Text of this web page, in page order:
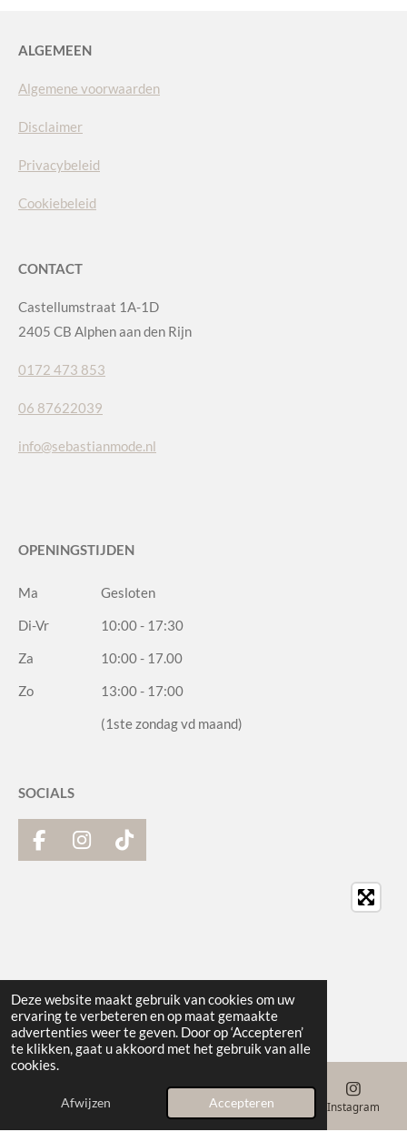
Deze website maakt gebruik van cookies om uw
ervaring te verbeteren en op maat gemaakte
advertenties weer te geven. Door op ‘Accepteren’
te klikken, gaat u akkoord met het gebruik van alle
cookies.
Afwijzen Accepteren
ALGEMEEN
Algemene voorwaarden
Disclaimer
Privacybeleid
Cookiebeleid
CONTACT
Castellumstraat 1A-1D
2405 CB Alphen aan den Rijn
0172 473 853
06 87622039
info@sebastianmode.nl
OPENINGSTIJDEN
Ma
Gesloten
Di-Vr
10:00 - 17:30
Za
10:00 - 17.00
Zo
13:00 - 17:00
(1ste zondag vd maand)
SOCIALS
F
a
I
n
m
T
i
E-mailadres Telefoonnummer Kaart Instagram